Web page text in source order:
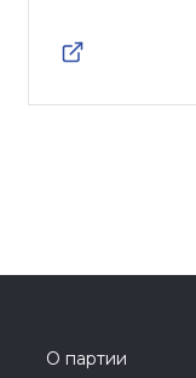
О партии